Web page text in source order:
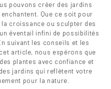
pouvons créer des jardins
Que ce soit pour
croissance ou sculpter des
éventail infini de possibilités
suivant les conseils et les
article, nous espérons que
plantes avec confiance et
jardins qui reflètent votre
pour la nature.